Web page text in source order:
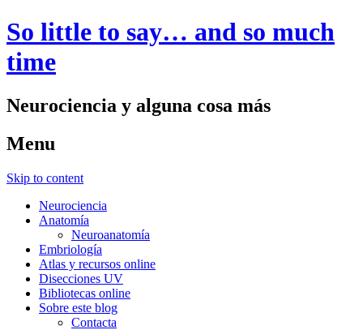
So little to say… and so much
time
Neurociencia y alguna cosa más
Menu
Skip to content
Neurociencia
Anatomía
Neuroanatomía
Embriología
Atlas y recursos online
Disecciones UV
Bibliotecas online
Sobre este blog
Contacta